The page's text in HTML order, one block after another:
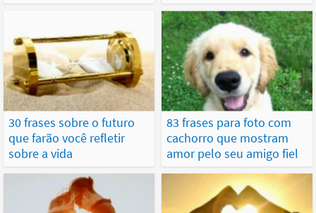
30 frases sobre o futuro
que farão você refletir
sobre a vida
83 frases para foto com
cachorro que mostram
amor pelo seu amigo fiel